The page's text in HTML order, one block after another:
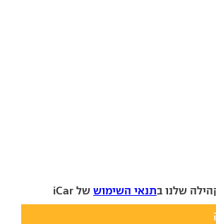
שלנו בתנאי השימוש של iCar